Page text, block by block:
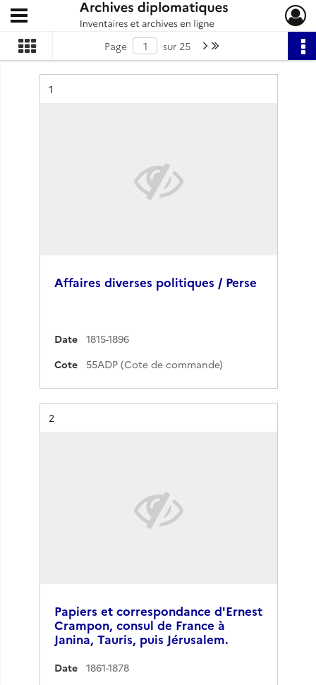
Archives diplomatiques
Ouvrir le menu déroulant
Page sur 25 Page suivante : 1/25
Résultat n°
1
Affaires diverses politiques / Perse
Date
1815-1896
Cote
55ADP (Cote de commande)
Résultat n°
2
Papiers et correspondance d'Ernest
Crampon, consul de France à
Janina, Tauris, puis Jérusalem.
Date
1861-1878